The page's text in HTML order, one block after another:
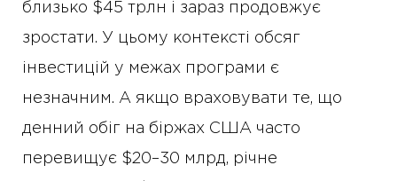
близько $45 трлн і зараз продовжує
зростати. У цьому контексті обсяг
інвестицій у межах програми є
незначним. А якщо враховувати те, що
денний обіг на біржах США часто
перевищує $20–30 млрд, річне